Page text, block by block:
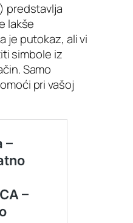
) predstavlja
lakše
je putokaz, ali vi
simbole iz
Samo
pri vašoj